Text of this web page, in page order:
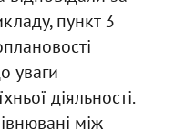
пункт 3
уваги
діяльності.
між